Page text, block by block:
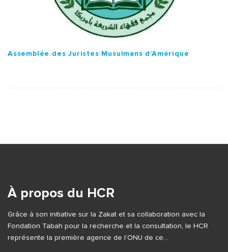
Assemblée des Juristes Musulmans d’Amérique
À propos du HCR
Grâce à son initiative sur la Zakat et sa collaboration avec la
Fondation Tabah pour la recherche et la consultation, le HCR
représente la première agence de l’ONU de ce…